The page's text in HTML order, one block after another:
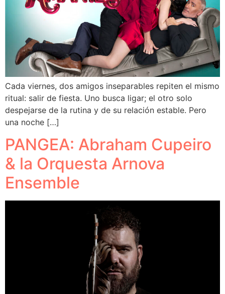
Cada viernes, dos amigos inseparables repiten el mismo
ritual: salir de fiesta. Uno busca ligar; el otro solo
despejarse de la rutina y de su relación estable. Pero
una noche […]
PANGEA: Abraham Cupeiro
& la Orquesta Arnova
Ensemble